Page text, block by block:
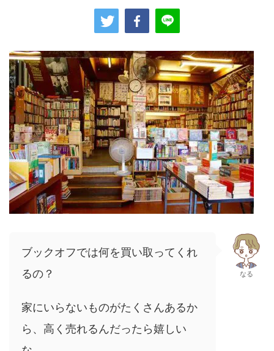
ブックオフでは何を買い取ってくれ
るの？
家にいらないものがたくさんあるか
ら、高く売れるんだったら嬉しい
なる